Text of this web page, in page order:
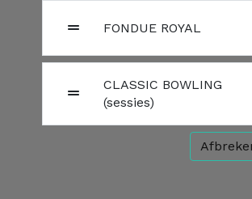
FONDUE ROYAL
CLASSIC BOWLING
(sessies)